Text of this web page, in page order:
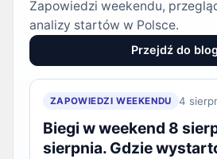
Zapowiedzi weekendu,
analizy startów w Polsce.
Przejdź do
ZAPOWIEDZI WEEKENDU 4
Biegi w weekend 8
sierpnia. Gdzie